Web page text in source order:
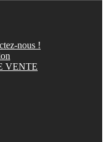
nous !
VENTE